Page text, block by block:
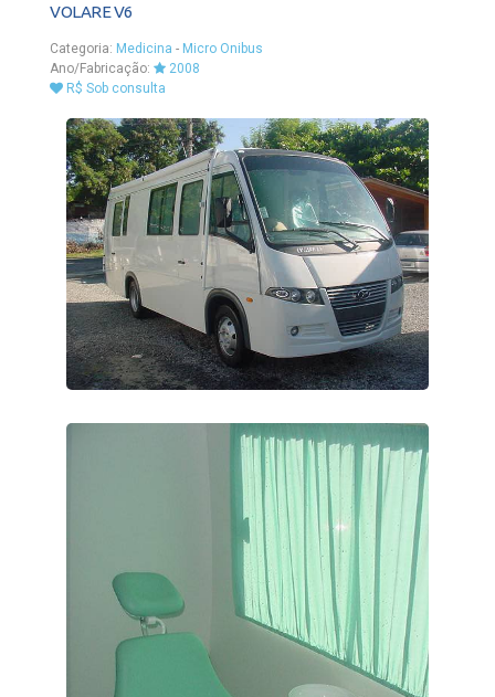
VOLARE V6
Categoria: Medicina - Micro Onibus
Ano/Fabricação:
2008
R$ Sob consulta